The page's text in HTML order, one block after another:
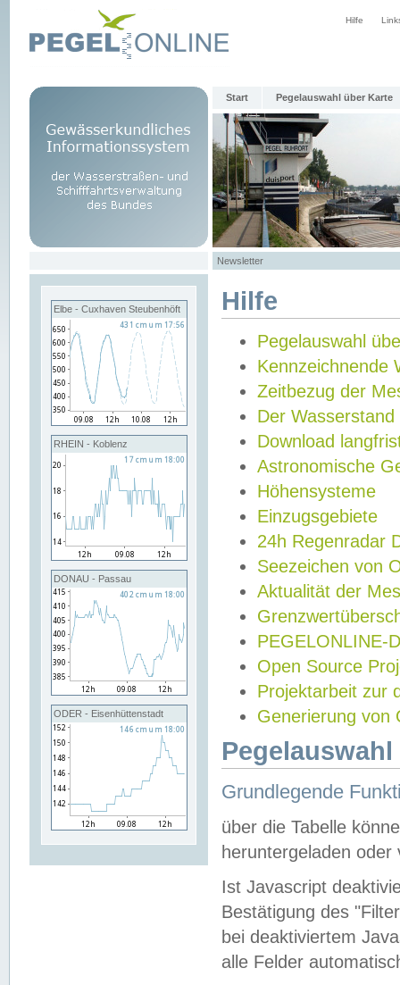
Hilfe
Start Pegelauswahl über Karte
Newsletter
Elbe - Cuxhaven Steubenhöft
RHEIN - Koblenz
DONAU - Passau
ODER - Eisenhüttenstadt
Hilfe
Pegelauswahl
Kennzeichnende
Zeitbezug der
Der Wasserstand
Download
Astronomische
Höhensysteme
Einzugsgebiete
24h Regenradar
Seezeichen von
Aktualität der
PEGELONLINE-
Open Source
Projektarbeit zur
Generierung von
Grundlegende
über die Tabelle
heruntergeladen oder
Ist Javascript
Bestätigung des
bei deaktiviertem
alle Felder